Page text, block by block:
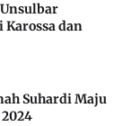
dan
Suhardi Maju